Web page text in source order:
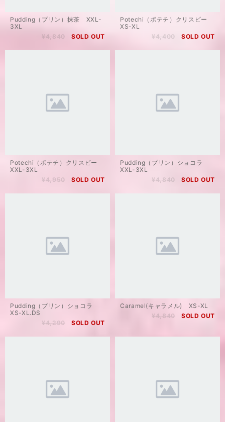
Pudding（プリン）抹茶 XXL-
3XL
¥4,840
SOLD OUT
Potechi（ポテチ）クリスピー
XS-XL
¥4,400
SOLD OUT
Potechi（ポテチ）クリスピー
XXL-3XL
¥4,950
SOLD OUT
Pudding（プリン）ショコラ
XXL-3XL
¥4,840
SOLD OUT
Pudding（プリン）ショコラ
XS-XL.DS
¥4,290
SOLD OUT
Caramel(キャラメル) XS-XL
¥4,840
SOLD OUT